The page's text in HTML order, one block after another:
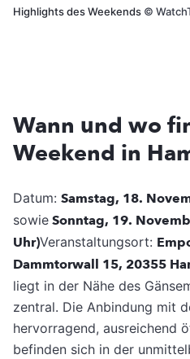
Highlights des Weekends ©
Wann und wo
Weekend in
Datum: Samstag, 18.
sowie Sonntag, 19.
Uhr)Veranstaltungsort:
Dammtorwall 15, 20355
liegt in der Nähe des
zentral. Die Anbindung mit
hervorragend, ausreichend
befinden sich in der